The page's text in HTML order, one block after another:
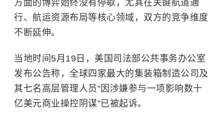
方面的博弈始终没有停歇，尤其在关键航道通
行、航运资源布局等核心领域，双方的竞争维度
不断延伸。
当地时间5月19日，美国司法部公共事务办公室
发布公告称，全球四家最大的集装箱制造公司及
其七名高层管理人员“因涉嫌参与一项影响数十
亿美元商业操控阴谋”已被起诉。